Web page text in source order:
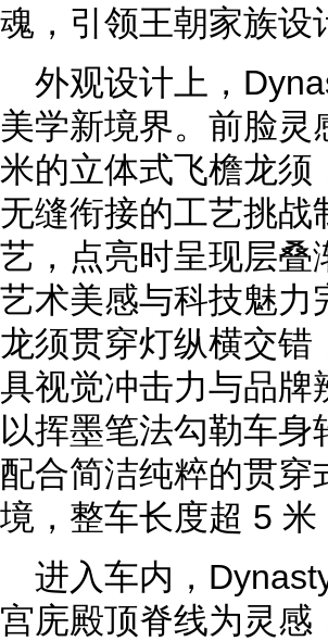
魂，引领王朝家族设
外观设计上，
美学新境界。前脸
米的立体式飞檐龙
无缝衔接的工艺挑战
艺，点亮时呈现层叠
艺术美感与科技魅力
龙须贯穿灯纵横交
具视觉冲击力与品
以挥墨笔法勾勒车身
配合简洁纯粹的贯
境，整车长度超 5
进入车内，
宫庑殿顶脊线为灵